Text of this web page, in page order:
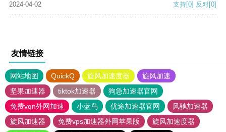
2024-04-02 支持[0] 反对[0]
友情链接
网站地图 QuickQ 旋风加速度器
旋风加速
坚果加速器
tiktok加速器
狗急加速器官网
免费vqn外网加速
小蓝鸟 优途加速器官网
风驰加速器
旋风加速器
免费vps加速器外网苹果版
旋风加速度器